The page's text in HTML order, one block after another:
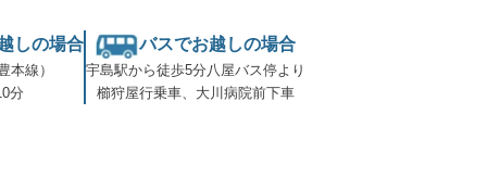
しの場合
本線）
分
バスでお越しの場合
宇島駅から徒歩5分八屋バス停より
櫛狩屋行乗車、大川病院前下車